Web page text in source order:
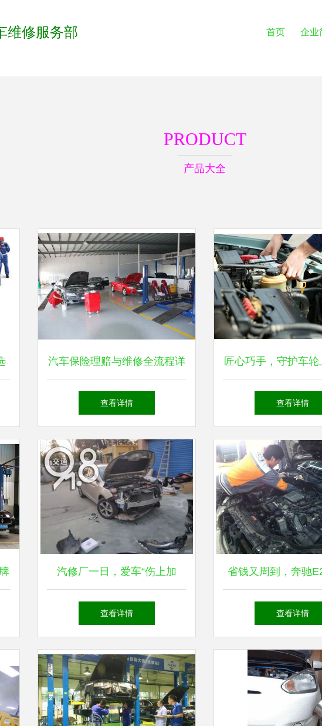
维修服务部 首页 企业
PRODUCT
产品大全
汽车保险理赔与维修全流程详
解 从报案到取车的完整指南
查看详情
匠心巧手，守护车轮
——汽车修理工的
查看详情
汽修厂一日，爱车“伤上加
伤”的惊心遭遇
查看详情
省钱又周到，奔驰
非4S店君浩汽车维修
查看详情